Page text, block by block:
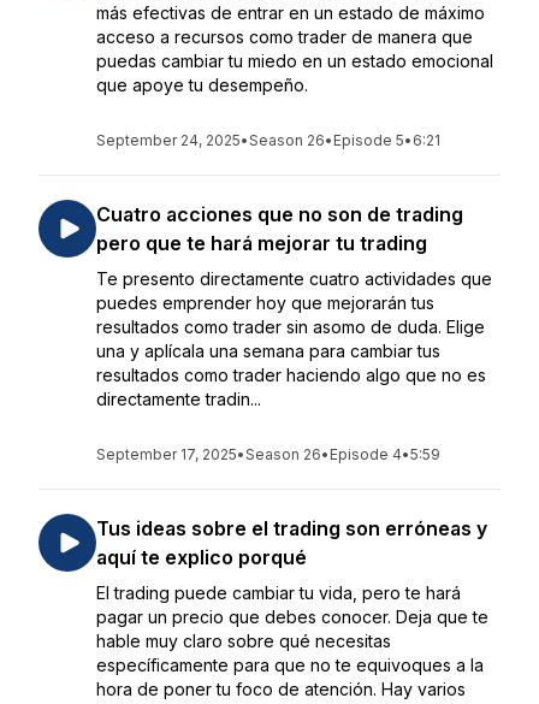
más efectivas de entrar en un estado de máximo
acceso a recursos como trader de manera que
puedas cambiar tu miedo en un estado emocional
que apoye tu desempeño.
September 24, 2025•Season 26• Episode 5• 6:21
Cuatro acciones que no son de trading
pero que te hará mejorar tu trading
Te presento directamente cuatro actividades que
puedes emprender hoy que mejorarán tus
resultados como trader sin asomo de duda. Elige
una y aplícala una semana para cambiar tus
resultados como trader haciendo algo que no es
directamente tradin...
September 17, 2025•Season 26• Episode 4•5:59
Tus ideas sobre el trading son erróneas y
aquí te explico porqué
El trading puede cambiar tu vida, pero te hará
pagar un precio que debes conocer. Deja que te
hable muy claro sobre qué necesitas
específicamente para que no te equivoques a la
hora de poner tu foco de atención. Hay varios